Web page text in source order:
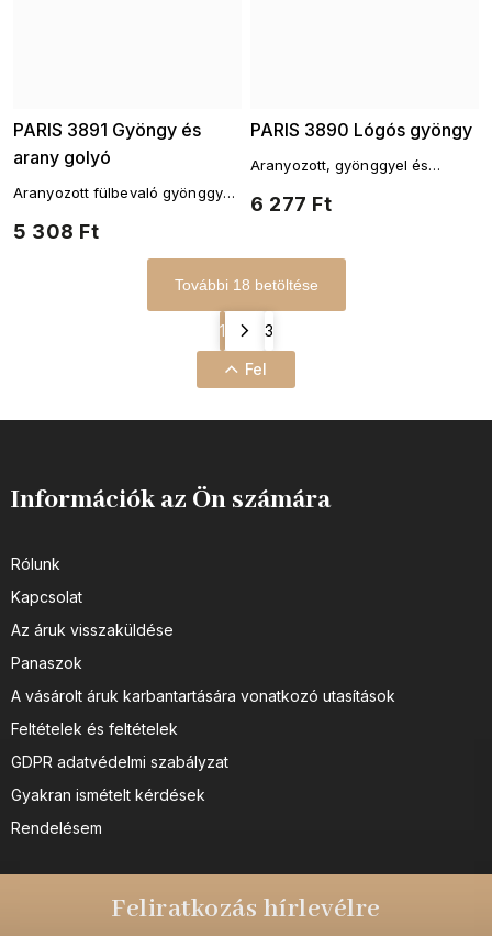
PARIS 3891 Gyöngy és
arany golyó
5 308 Ft
Aranyozott fülbevaló gyönggyel,
PARIS 3890 Lógós gyöngy
6 277 Ft
Aranyozott, gyönggyel és
fülbevaló
További 18 betöltése
1 3
Fel
Információk az Ön számára
Rólunk
Kapcsolat
Az áruk visszaküldése
Panaszok
A vásárolt áruk karbantartására vonatkozó utasítások
Feltételek és feltételek
GDPR adatvédelmi szabályzat
Gyakran ismételt kérdések
Rendelésem
Feliratkozás hírlevélre